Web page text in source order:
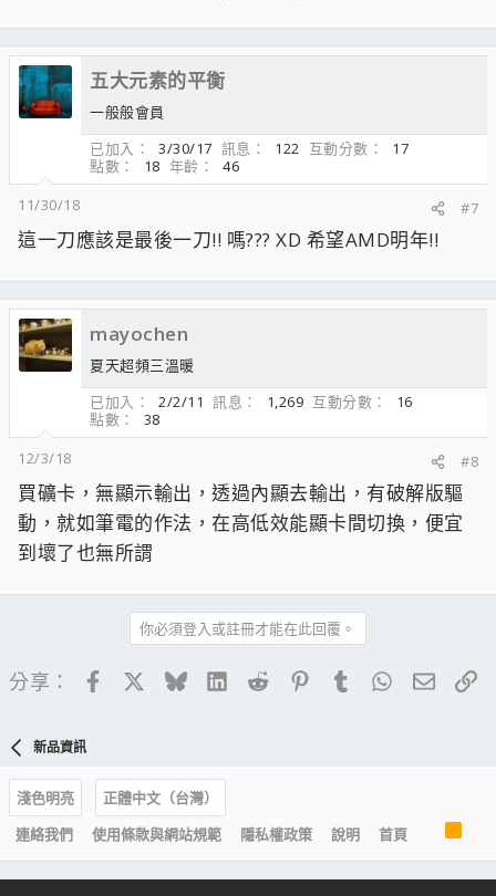
五大元素的平衡
一般般會員
已加入
3/30/17 訊息 122 互動分數
17
點數
18 年齡
46
11/30/18
#7
這一刀應該是最後一刀!! 嗎??? XD 希望AMD明年!!
mayochen
夏天超頻三溫暖
已加入
2/2/11 訊息 1,269 互動分數
16
點數
38
12/3/18
#8
買礦卡，無顯示輸出，透過內顯去輸出，有破解版驅
動，就如筆電的作法，在高低效能顯卡間切換，便宜
到壞了也無所謂
你必須登入或註冊才能在此回覆。
分享： FacebookBlueskyLinkedIn
Reddit PinterestTumblrWhatsApp
電子
新品資訊
淺色明亮
正體中文（台灣）
連絡我們
使用條款與網站規範 隱私權政策 說明 首頁
S